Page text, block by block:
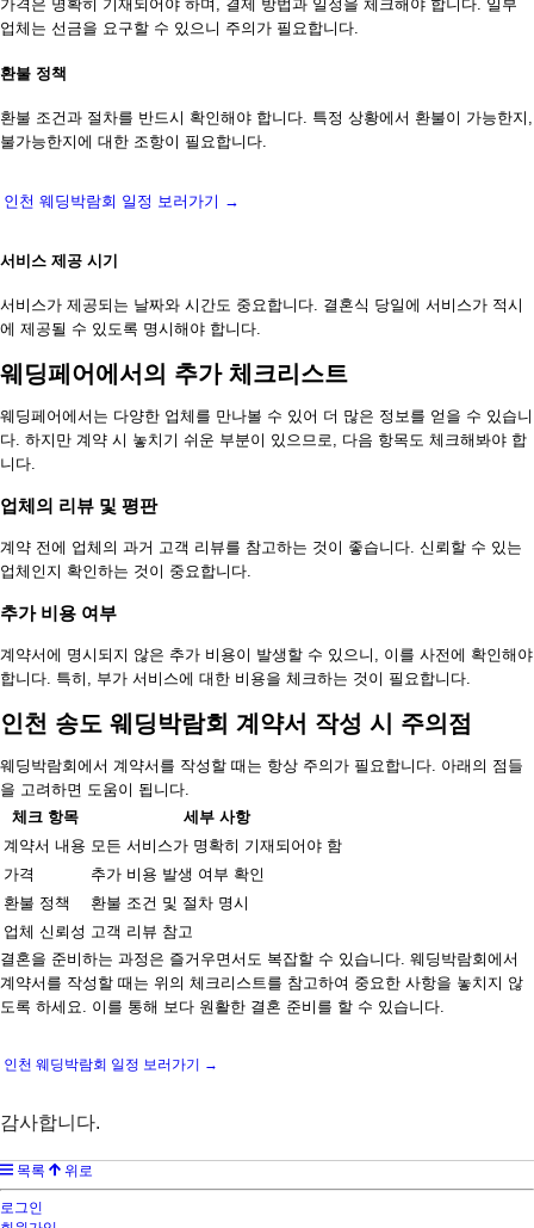
가격은 명확히 기재되어야 하며, 결제 방법과 일정을 체크해야 합니다. 일부
업체는 선금을 요구할 수 있으니 주의가 필요합니다.
환불 정책
환불 조건과 절차를 반드시 확인해야 합니다. 특정 상황에서 환불이 가능한지,
불가능한지에 대한 조항이 필요합니다.
인천 웨딩박람회 일정 보러가기 →
서비스 제공 시기
서비스가 제공되는 날짜와 시간도 중요합니다. 결혼식 당일에 서비스가 적시
에 제공될 수 있도록 명시해야 합니다.
웨딩페어에서의 추가 체크리스트
웨딩페어에서는 다양한 업체를 만나볼 수 있어 더 많은 정보를 얻을 수 있습니
다. 하지만 계약 시 놓치기 쉬운 부분이 있으므로, 다음 항목도 체크해봐야 합
니다.
업체의 리뷰 및 평판
계약 전에 업체의 과거 고객 리뷰를 참고하는 것이 좋습니다. 신뢰할 수 있는
업체인지 확인하는 것이 중요합니다.
추가 비용 여부
계약서에 명시되지 않은 추가 비용이 발생할 수 있으니, 이를 사전에 확인해야
합니다. 특히, 부가 서비스에 대한 비용을 체크하는 것이 필요합니다.
인천 송도 웨딩박람회 계약서 작성 시 주의점
웨딩박람회에서 계약서를 작성할 때는 항상 주의가 필요합니다. 아래의 점들
을 고려하면 도움이 됩니다.
체크 항목
세부 사항
계약서 내용 모든 서비스가 명확히 기재되어야 함
가격
추가 비용 발생 여부 확인
환불 정책
환불 조건 및 절차 명시
업체 신뢰성 고객 리뷰 참고
결혼을 준비하는 과정은 즐거우면서도 복잡할 수 있습니다. 웨딩박람회에서
계약서를 작성할 때는 위의 체크리스트를 참고하여 중요한 사항을 놓치지 않
도록 하세요. 이를 통해 보다 원활한 결혼 준비를 할 수 있습니다.
인천 웨딩박람회 일정 보러가기 →
감사합니다.
목록 위로
로그인